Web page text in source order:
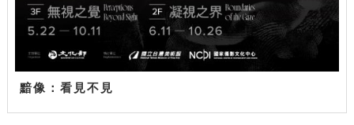
黯像：看見不見